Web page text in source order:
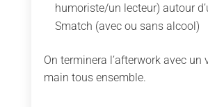
humoriste/un lecteur) autour
Smatch (avec ou sans alcool)
On terminera l’afterwork avec un
main tous ensemble.